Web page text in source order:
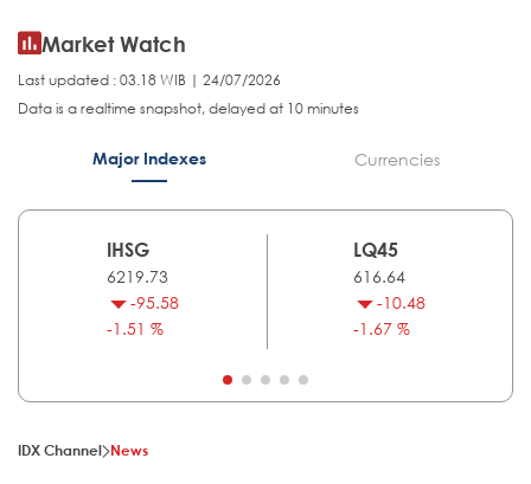
Market Watch
Last updated : 03.18 WIB | 24/07/2026
Data is a realtime snapshot, delayed at 10 minutes
Major Indexes Currencies
IHSG
6219.73
-95.58
-1.51 %
LQ45
616.64
-10.48
-1.67 %
IDX Channel News